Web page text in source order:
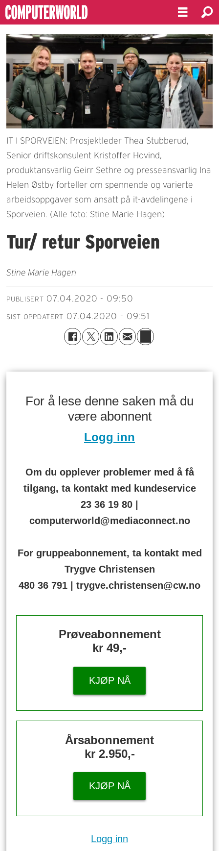
IT I SPORVEIEN: Prosjektleder Thea Stubberud,
Senior driftskonsulent Kristoffer Hovind,
produktansvarlig Geirr Sethre og presseansvarlig Ina
Helen Østby forteller om spennende og varierte
arbeidsoppgaver som ansatt på it-avdelingene i
Sporveien. (Alle foto: Stine Marie Hagen)
Tur/ retur Sporveien
Stine Marie Hagen
PUBLISERT 07.04.2020 - 09:50
SIST OPPDATERT 07.04.2020 - 09:51
For å lese denne saken må du
være abonnent
Logg inn
Om du opplever problemer med å få
tilgang, ta kontakt med kundeservice
23 36 19 80 |
computerworld@mediaconnect.no
For gruppeabonnement, ta kontakt med
Trygve Christensen
480 36 791 | trygve.christensen@cw.no
Prøveabonnement
kr 49,-
KJØP NÅ
Årsabonnement
kr 2.950,-
KJØP NÅ
Logg inn